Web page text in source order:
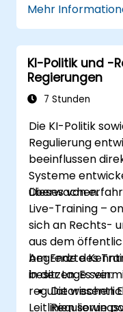
Sie
das
Sie stellen
zukünftige
Mehr
KI-Politik und -
Regierungen
7 Stunden
Die KI-Politik
Regulierung
beeinflussen
Systeme
überwachen.
Dieses von
Live-Training –
sich an Rechts-
aus dem
begrenzte
besitzen. Es
regulatorischen
Leitlinien sowie
Am Ende des
in der Lage sein:
Die